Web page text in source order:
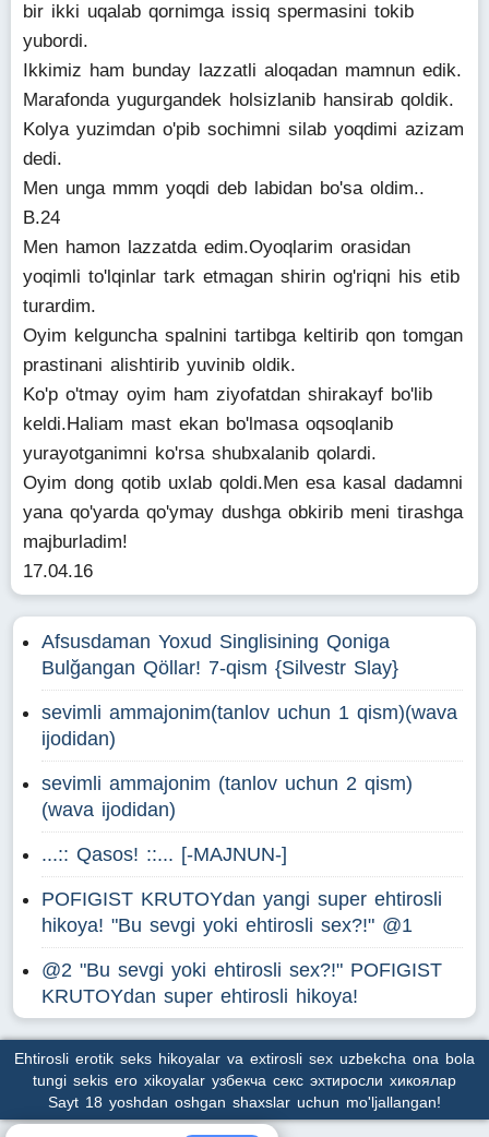
bir ikki uqalab qornimga issiq spermasini tokib
yubordi.
Ikkimiz ham bunday lazzatli aloqadan mamnun edik.
Marafonda yugurgandek holsizlanib hansirab qoldik.
Kolya yuzimdan o'pib sochimni silab yoqdimi azizam
dedi.
Men unga mmm yoqdi deb labidan bo'sa oldim..
B.24
Men hamon lazzatda edim.Oyoqlarim orasidan
yoqimli to'lqinlar tark etmagan shirin og'riqni his etib
turardim.
Oyim kelguncha spalnini tartibga keltirib qon tomgan
prastinani alishtirib yuvinib oldik.
Ko'p o'tmay oyim ham ziyofatdan shirakayf bo'lib
keldi.Haliam mast ekan bo'lmasa oqsoqlanib
yurayotganimni ko'rsa shubxalanib qolardi.
Oyim dong qotib uxlab qoldi.Men esa kasal dadamni
yana qo'yarda qo'ymay dushga obkirib meni tirashga
majburladim!
17.04.16
Afsusdaman Yoxud Singlisining Qoniga
Bulğangan Qöllar! 7-qism {Silvestr Slay}
sevimli ammajonim(tanlov uchun 1 qism)(wava
ijodidan)
sevimli ammajonim (tanlov uchun 2 qism)
(wava ijodidan)
...:: Qasos! ::... [-MAJNUN-]
POFIGIST KRUTOYdan yangi super ehtirosli
hikoya! "Bu sevgi yoki ehtirosli sex?!" @1
@2 "Bu sevgi yoki ehtirosli sex?!" POFIGIST
KRUTOYdan super ehtirosli hikoya!
Ehtirosli erotik seks hikoyalar va extirosli sex uzbekcha ona bola
tungi sekis ero xikoyalar узбекча секс эхтиросли хикоялар
Sayt 18 yoshdan oshgan shaxslar uchun mo'ljallangan!